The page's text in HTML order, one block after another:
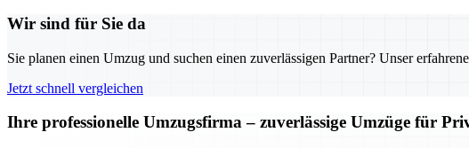
Wir sind für Sie da
Sie planen einen Umzug und suchen einen zuverlässigen Partner? Unser
Jetzt schnell vergleichen
Ihre professionelle Umzugsfirma – zuverlässige Umzüge für